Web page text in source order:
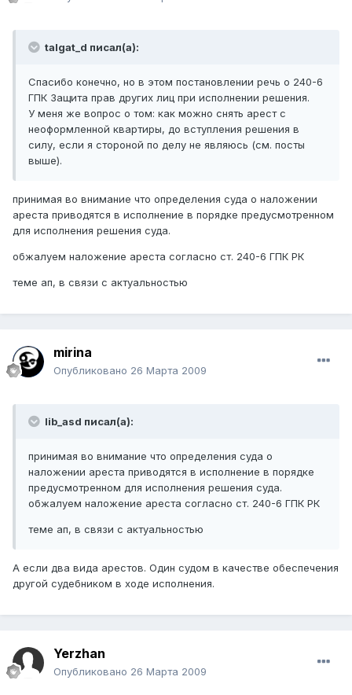
talgat_d писал(а):
Спасибо конечно, но в этом постановлении речь о 240-6
ГПК Защита прав других лиц при исполнении решения.
У меня же вопрос о том: как можно снять арест с
неоформленной квартиры, до вступления решения в
силу, если я стороной по делу не являюсь (см. посты
выше).
принимая во внимание что определения суда о наложении
ареста приводятся в исполнение в порядке предусмотренном
для исполнения решения суда.
обжалуем наложение ареста согласно ст. 240-6 ГПК РК
теме ап, в связи с актуальностью
mirina
Опубликовано 26 Марта 2009
lib_asd писал(а):
принимая во внимание что определения суда о
наложении ареста приводятся в исполнение в порядке
предусмотренном для исполнения решения суда.
обжалуем наложение ареста согласно ст. 240-6 ГПК РК
теме ап, в связи с актуальностью
А если два вида арестов. Один судом в качестве обеспечения
другой судебником в ходе исполнения.
Yerzhan
Опубликовано 26 Марта 2009